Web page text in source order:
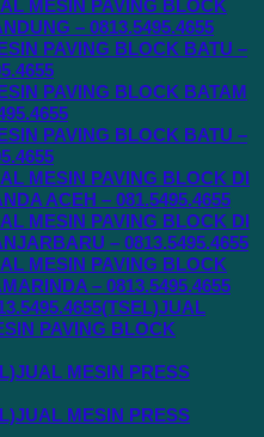
MESIN PAVING BLOCK
– 0813.5495.4655
PAVING BLOCK BATU –
PAVING BLOCK BATAM
PAVING BLOCK BATU –
MESIN PAVING BLOCK DI
ACEH – 081.5495.4655
MESIN PAVING BLOCK DI
– 0813.5495.4655
MESIN PAVING BLOCK
– 0813.5495.4655
PAVING BLOCK
MESIN PRESS
MESIN PRESS